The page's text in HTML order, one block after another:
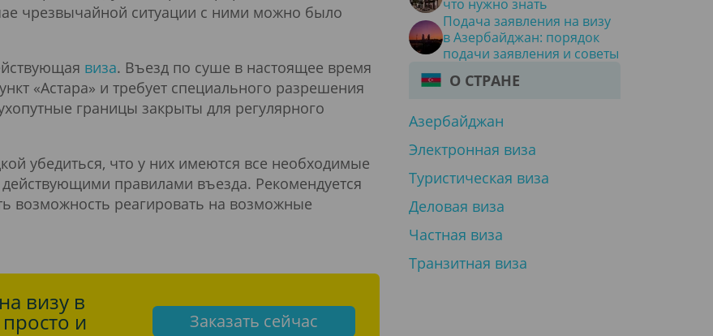
чрезвычайной ситуации с ними можно было
виза. Въезд по суше в настоящее время
«Астара» и требует специального разрешения
границы закрыты для регулярного
убедиться, что у них имеются все необходимые
действующими правилами въезда. Рекомендуется
возможность реагировать на возможные
визу в
и Заказать сейчас
что нужно знать
Подача заявления на визу
в Азербайджан: порядок
подачи заявления и советы
О СТРАНЕ
Азербайджан
Электронная виза
Туристическая виза
Деловая виза
Частная виза
Транзитная виза